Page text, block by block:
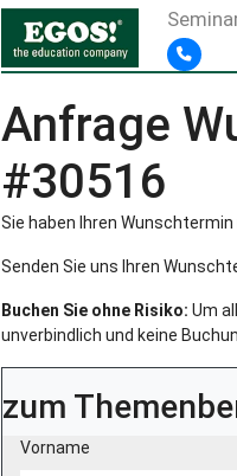
Anfrage
#30516
Sie haben Ihren
Senden Sie uns Ihren
Buchen Sie ohne Risiko: Um
unverbindlich und keine
zum
Vorname